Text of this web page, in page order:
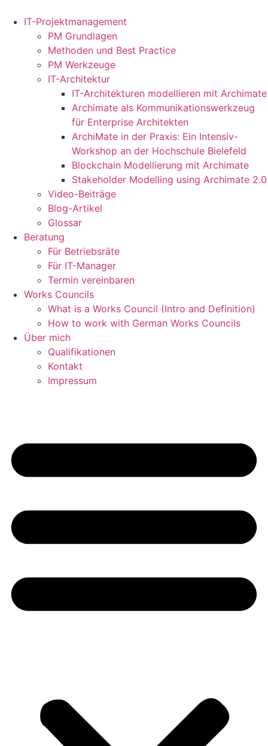
Inhalt
springen
IT-Projektmanagement
PM Grundlagen
Methoden und Best Practice
PM Werkzeuge
IT-Architektur
IT-Architekturen modellieren mit Archimate
Archimate als Kommunikationswerkzeug
für Enterprise Architekten
ArchiMate in der Praxis: Ein Intensiv-
Workshop an der Hochschule Bielefeld
Blockchain Modellierung mit Archimate
Stakeholder Modelling using Archimate 2.0
Video-Beiträge
Blog-Artikel
Glossar
Beratung
Für Betriebsräte
Für IT-Manager
Termin vereinbaren
Works Councils
What is a Works Council (Intro and Definition)
How to work with German Works Councils
Über mich
Qualifikationen
Kontakt
Impressum